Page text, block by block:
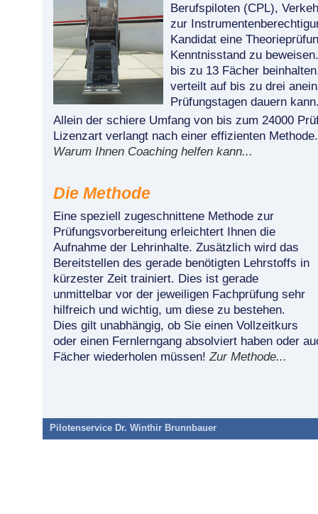
Berufspiloten (CPL),
zur
Kandidat eine
Kenntnisstand zu
bis zu 13 Fächer
verteilt auf bis zu drei
Prüfungstagen dauern
Allein der schiere Umfang von bis zum 24000
Lizenzart verlangt nach einer effizienten Methode.
Warum Ihnen Coaching helfen kann...
Die Methode
Eine speziell zugeschnittene Methode zur
Prüfungsvorbereitung erleichtert Ihnen die
Aufnahme der Lehrinhalte. Zusätzlich wird das
Bereitstellen des gerade benötigten Lehrstoffs in
kürzester Zeit trainiert. Dies ist gerade
unmittelbar vor der jeweiligen Fachprüfung sehr
hilfreich und wichtig, um diese zu bestehen.
Dies gilt unabhängig, ob Sie einen Vollzeitkurs
oder einen Fernlerngang absolviert haben oder
Fächer wiederholen müssen!Zur Methode...
Pilotenservice Dr. Winthir Brunnbauer